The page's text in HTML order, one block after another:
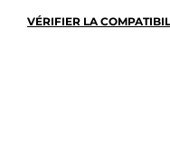
VÉRIFIER LA